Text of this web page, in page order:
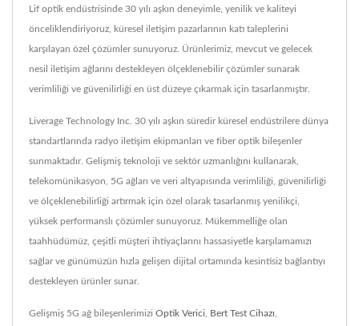
Lif optik endüstrisinde 30 yılı aşkın deneyimle, yenilik ve kaliteyi
önceliklendiriyoruz, küresel iletişim pazarlarının katı taleplerini
karşılayan özel çözümler sunuyoruz. Ürünlerimiz, mevcut ve gelecek
nesil iletişim ağlarını destekleyen ölçeklenebilir çözümler sunarak
verimliliği ve güvenilirliği en üst düzeye çıkarmak için tasarlanmıştır.
Liverage Technology Inc. 30 yılı aşkın süredir küresel endüstrilere dünya
standartlarında radyo iletişim ekipmanları ve fiber optik bileşenler
sunmaktadır. Gelişmiş teknoloji ve sektör uzmanlığını kullanarak,
telekomünikasyon, 5G ağları ve veri altyapısında verimliliği, güvenilirliği
ve ölçeklenebilirliği artırmak için özel olarak tasarlanmış yenilikçi,
yüksek performanslı çözümler sunuyoruz. Mükemmelliğe olan
taahhüdümüz, çeşitli müşteri ihtiyaçlarını hassasiyetle karşılamamızı
sağlar ve günümüzün hızla gelişen dijital ortamında kesintisiz bağlantıyı
destekleyen ürünler sunar.
Gelişmiş 5G ağ bileşenlerimizi Optik Verici Bert Test Cihazı